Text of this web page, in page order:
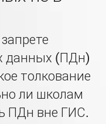
данных (ПДн)
толкование
ли школам
ПДн вне ГИС.